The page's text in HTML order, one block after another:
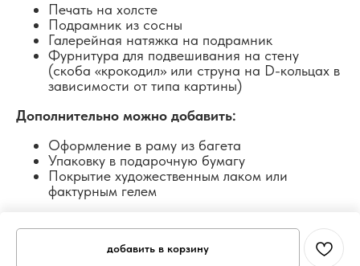
добавить в корзину
Печать на холсте
Подрамник из сосны
Галерейная натяжка на подрамник
Фурнитура для подвешивания на стену
(скоба «крокодил» или струна на D-кольцах в
зависимости от типа картины)
Дополнительно можно добавить:
Оформление в раму из багета
Упаковку в подарочную бумагу
Покрытие художественным лаком или
фактурным гелем